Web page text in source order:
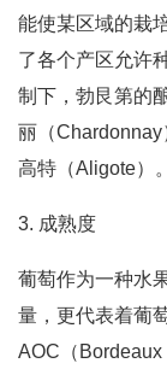
能使某区域的栽
了各个产区允许
制下，勃艮第的
丽（
高特（Aligote）。
3. 成熟度
葡萄作为一种水
量，更代表着葡
AOC（